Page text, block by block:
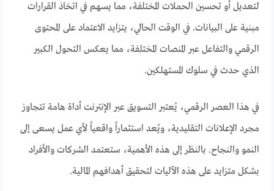
لتعديل أو تحسين الحملات المختلفة، مما يسهم في اتخاذ القرارات
مبنية على البيانات. في الوقت الحالي، يتزايد الاعتماد على المحتوى
الرقمي والتفاعل عبر المنصات المختلفة، مما يعكس التحول الكبير
الذي حدث في سلوك المستهلكين.
في هذا العصر الرقمي، يُعتبر التسويق عبر الإنترنت أداة هامة تتجاوز
مجرد الإعلانات التقليدية، ويُعد استثماراً واقعياً لأي عمل يسعى إلى
النمو والنجاح. بالنظر إلى هذه الأهمية، ستعتمد الشركات والأفراد
بشكل متزايد على هذه الآليات لتحقيق أهدافهم المالية.